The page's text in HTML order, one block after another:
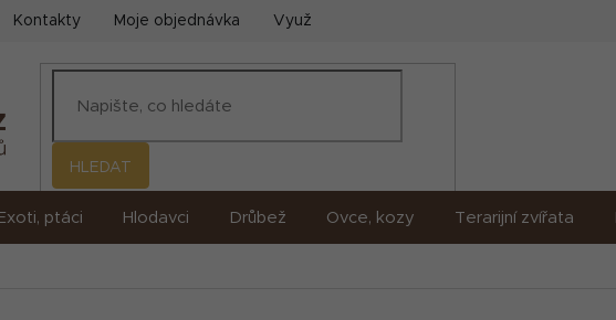
Kontakty Moje objednávka Využití umělé inteligence (AI)
HLEDAT
Exoti, ptáci Hlodavci Drůbež Ovce, kozy Terarijní zvířata